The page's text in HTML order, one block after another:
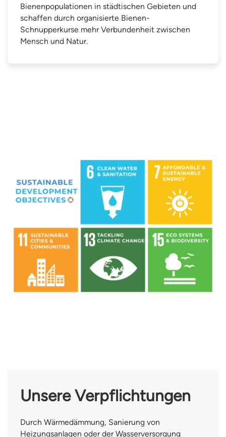
Bienenpopulationen in städtischen Gebieten und
schaffen durch organisierte Bienen-
Schnupperkurse mehr Verbundenheit zwischen
Mensch und Natur.
Unsere Verpflichtungen
Durch Wärmedämmung, Sanierung von
Heizungsanlagen oder der Wasserversorgung